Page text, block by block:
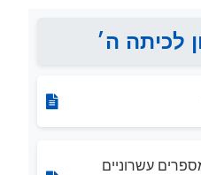
לכיתה ה׳
עשרוניים